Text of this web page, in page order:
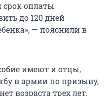
срок оплаты
до 120 дней
— пояснили в
имеют и отцы,
в армии по призыву,
возраста трех лет.